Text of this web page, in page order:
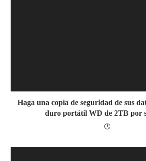
Haga una copia de seguridad de sus
duro portátil WD de 2TB por